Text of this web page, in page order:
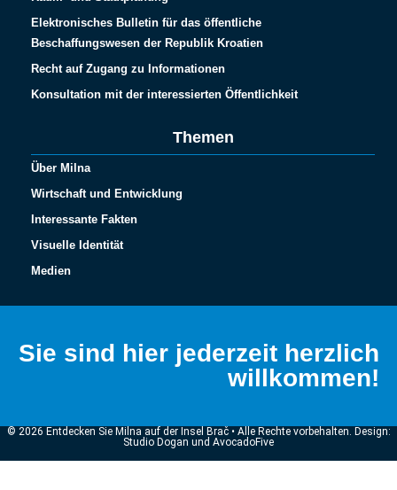
Elektronisches Bulletin für das öffentliche
Beschaffungswesen der Republik Kroatien
Recht auf Zugang zu Informationen
Konsultation mit der interessierten Öffentlichkeit
Themen
Über Milna
Wirtschaft und Entwicklung
Interessante Fakten
Visuelle Identität
Medien
Sie sind hier jederzeit herzlich
willkommen!
© 2026 Entdecken Sie Milna auf der Insel Brač • Alle Rechte vorbehalten. Design:
Studio Dogan und AvocadoFive